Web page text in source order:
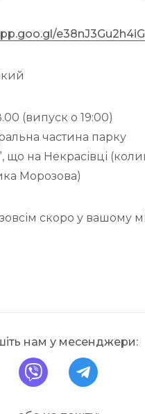
(випуск о 19:00)
частина парку
що на Некрасівці
Морозова)
скоро у вашому
нам у месенджери:
напишіть нам